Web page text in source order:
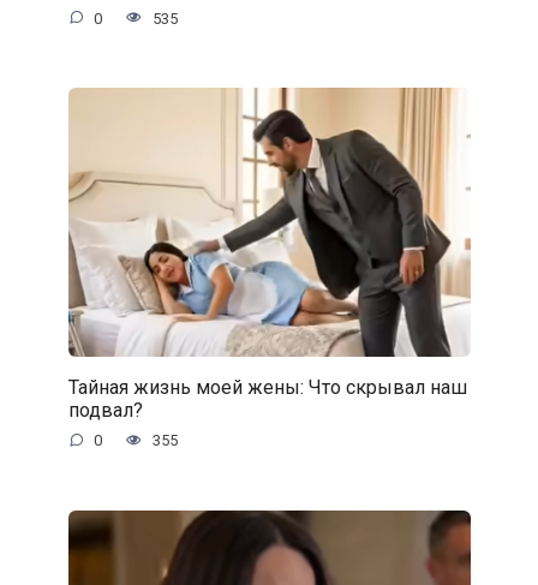
0 535
Тайная жизнь моей жены: Что скрывал наш
подвал?
0 355